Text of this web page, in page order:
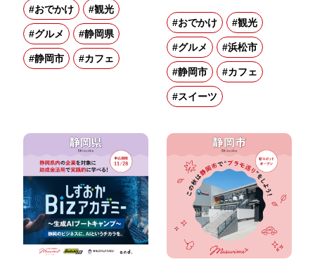
#おでかけ #観光
#グルメ #静岡県
#静岡市 #カフェ
#おでかけ #観光
#グルメ #浜松市
#静岡市 #カフェ
#スイーツ